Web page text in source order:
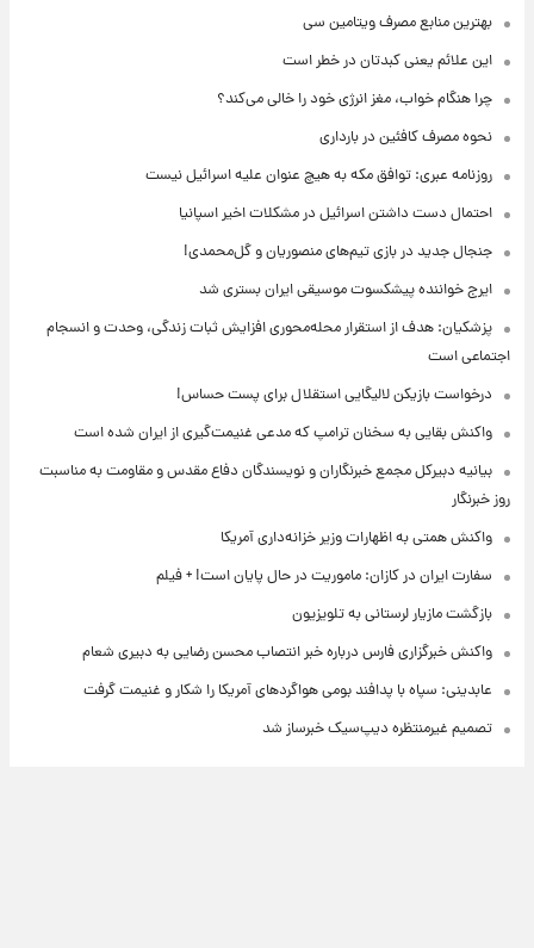
بهترین منابع مصرف ویتامین سی
این علائم یعنی کبدتان در خطر است
چرا هنگام خواب، مغز انرژی خود را خالی می‌کند؟
نحوه مصرف کافئین در بارداری
روزنامه عبری: توافق مکه به هیچ عنوان علیه اسرائیل نیست
احتمال دست داشتن اسرائیل در مشکلات اخیر اسپانیا
جنجال جدید در بازی تیم‌های منصوریان و گل‌محمدی!
ایرج خواننده پیشکسوت موسیقی ایران بستری شد
پزشکیان: هدف از استقرار محله‌محوری افزایش ثبات زندگی، وحدت و انسجام
اجتماعی است
درخواست بازیکن لالیگایی استقلال برای پست حساس!
واکنش بقایی به سخنان ترامپ که مدعی غنیمت‌گیری از ایران شده است
بیانیه دبیرکل مجمع خبرنگاران و نویسندگان دفاع مقدس و مقاومت به مناسبت
روز خبرنگار
واکنش همتی به اظهارات وزیر خزانه‌داری آمریکا
سفارت ایران در کازان: ماموریت در حال پایان است! + فیلم
بازگشت مازیار لرستانی به تلویزیون
واکنش خبرگزاری فارس درباره خبر انتصاب محسن رضایی به دبیری شعام
عابدینی: سپاه با پدافند بومی هواگردهای آمریکا را شکار و غنیمت گرفت
تصمیم غیرمنتظره دیپ‌سیک خبرساز شد